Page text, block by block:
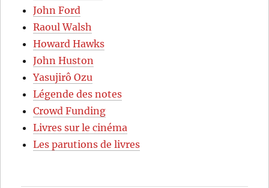
John Ford
Raoul Walsh
Howard Hawks
John Huston
Yasujirô Ozu
Légende des notes
Crowd Funding
Livres sur le cinéma
Les parutions de livres